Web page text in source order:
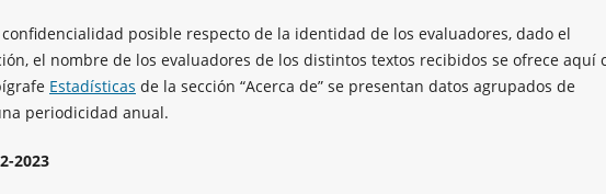
posible respecto de la identidad de los evaluadores, dado el
el nombre de los evaluadores de los distintos textos recibidos se ofrece aquí
Estadísticas de la sección “Acerca de” se presentan datos agrupados de
periodicidad anual.
2023